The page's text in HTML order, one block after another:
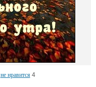
не нравится 4